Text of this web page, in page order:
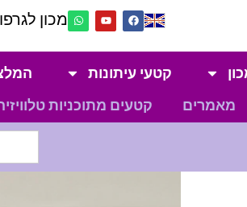
מכון
קטעי עיתונות
מאמרים קטעים מתוכניות